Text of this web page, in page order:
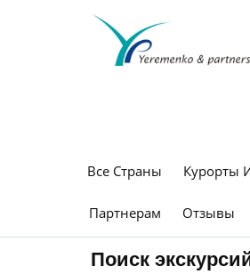
Все Страны Курорты
Партнерам Отзывы
Поиск